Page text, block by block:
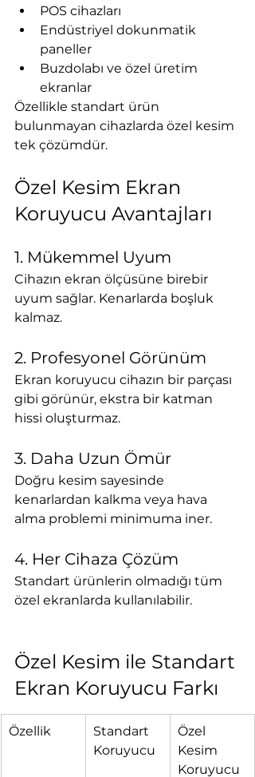
POS cihazları
Endüstriyel dokunmatik
paneller
Buzdolabı ve özel üretim
ekranlar
Özellikle standart ürün
bulunmayan cihazlarda özel kesim
tek çözümdür.
Özel Kesim Ekran
Koruyucu Avantajları
1. Mükemmel Uyum
Cihazın ekran ölçüsüne birebir
uyum sağlar. Kenarlarda boşluk
kalmaz.
2. Profesyonel Görünüm
Ekran koruyucu cihazın bir parçası
gibi görünür, ekstra bir katman
hissi oluşturmaz.
3. Daha Uzun Ömür
Doğru kesim sayesinde
kenarlardan kalkma veya hava
alma problemi minimuma iner.
4. Her Cihaza Çözüm
Standart ürünlerin olmadığı tüm
özel ekranlarda kullanılabilir.
Özel Kesim ile Standart
Ekran Koruyucu Farkı
Özellik
Standart
Koruyucu
Özel
Kesim
Koruyucu